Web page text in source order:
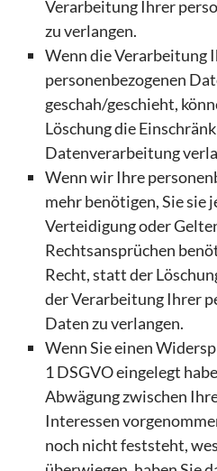
Verarbeitung Ihrer
zu verlangen.
Wenn die Verarbeitung
personenbezogenen
geschah/geschieht,
Löschung die
Datenverarbeitung
Wenn wir Ihre
mehr benötigen, Sie sie
Verteidigung oder
Rechtsansprüchen
Recht, statt der
der Verarbeitung Ihrer
Daten zu verlangen.
Wenn Sie einen
1 DSGVO eingelegt
Abwägung zwischen
Interessen
noch nicht feststeht,